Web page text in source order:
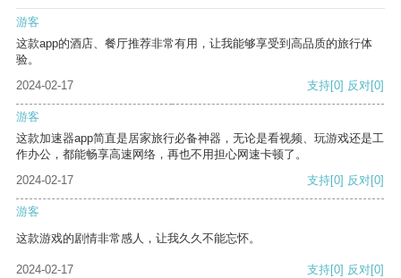
游客
这款app的酒店、餐厅推荐非常有用，让我能够享受到高品质的旅行体
验。
2024-02-17
支持[0] 反对[0]
游客
这款加速器app简直是居家旅行必备神器，无论是看视频、玩游戏还是工
作办公，都能畅享高速网络，再也不用担心网速卡顿了。
2024-02-17
支持[0] 反对[0]
游客
这款游戏的剧情非常感人，让我久久不能忘怀。
2024-02-17 支持[0] 反对[0]